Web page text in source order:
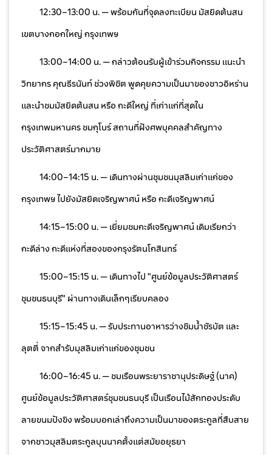
12:30–13:00 น. — พร้อมกันที่จุดลงทะเบียน มัสยิดต้นสน
เขตบางกอกใหญ่ กรุงเทพฯ
13:00–14:00 น. — กล่าวต้อนรับผู้เข้าร่วมกิจกรรม แนะนำ
วิทยากร คุณธีรนันท์ ช่วงพิชิต พูดคุยความเป็นมาของชาวอิหร่าน
และนำชมมัสยิดต้นสน หรือ กะดีใหญ่ ที่เก่าแก่ที่สุดใน
กรุงเทพมหานคร ชมกุโบร์ สถานที่ฝังศพบุคคลสำคัญทาง
ประวัติศาสตร์มากมาย
14:00–14:15 น. — เดินทางผ่านชุมชนมุสลิมเก่าแก่ของ
กรุงเทพฯ ไปยังมัสยิดเจริญพาศน์ หรือ กะดีเจริญพาศน์
14:15–15:00 น. — เยี่ยมชมกะดีเจริญพาศน์ เดิมเรียกว่า
กะดีล่าง กะดีแห่งที่สองของกรุงรัตนโกสินทร์
15:00–15:15 น. — เดินทางไป "ศูนย์ข้อมูลประวัติศาสตร์
ชุมชนธนบุรี" ผ่านทางเดินเล็กๆเรียบคลอง
15:15–15:45 น. — รับประทานอาหารว่างชิมน้ำชัรบัต และ
ลุตตี่ จากสำรับมุสลิมเก่าแก่ของชุมชน
16:00–16:45 น. — ชมเรือนพระยาราชานุประดิษฐ์ (นาค)
ศูนย์ข้อมูลประวัติศาสตร์ชุมชนธนบุรี เป็นเรือนไม้สักทองประดับ
ลายขนมปังขิง พร้อมบอกเล่าถึงความเป็นมาของตระกูลที่สืบสาย
จากชาวมุสลิมตระกูลบุนนาคตั้งแต่สมัยอยุธยา